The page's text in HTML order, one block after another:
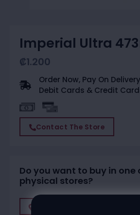
Imperial Ultra
₡1.200
Order Now, Pay On
Debit Cards & Credit
Contact The Store
Do you want to buy in one
physical stores?